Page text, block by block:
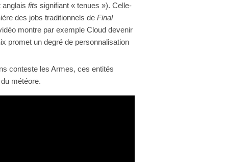
anglais fits signifiant « tenues »). Celle-
des jobs traditionnels de Final
montre par exemple Cloud devenir
promet un degré de personnalisation
conteste les Armes, ces entités
météore.